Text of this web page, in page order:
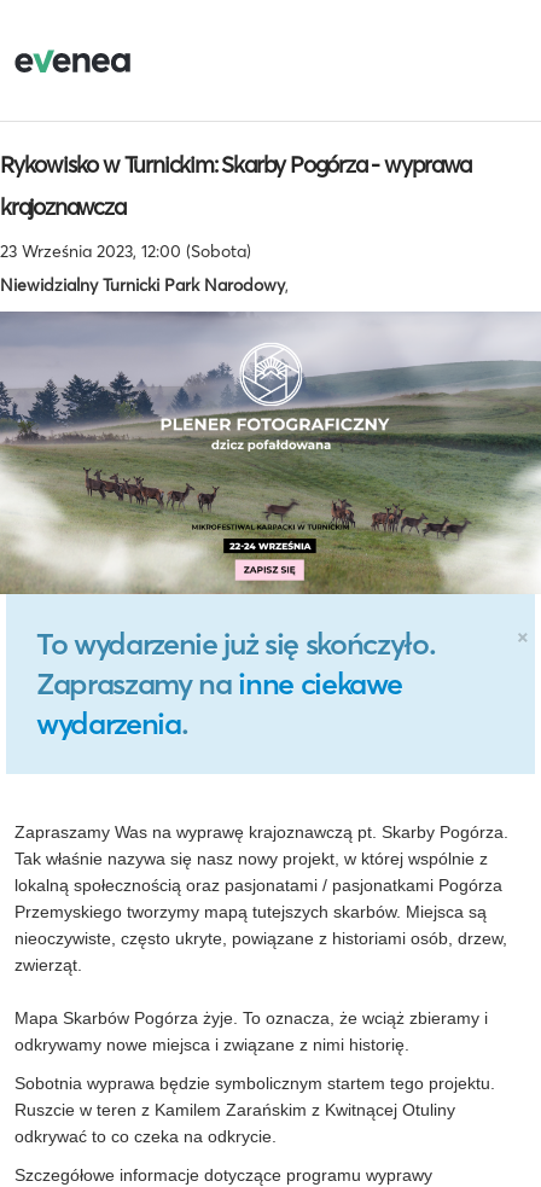
Rykowisko w Turnickim: Skarby Pogórza - wyprawa
krajoznawcza
23 Września 2023, 12:00 (Sobota)
Niewidzialny Turnicki Park Narodowy,
×
To wydarzenie już się skończyło.
Zapraszamy na inne ciekawe
wydarzenia.
Zapraszamy Was na wyprawę krajoznawczą pt. Skarby Pogórza.
Tak właśnie nazywa się nasz nowy projekt, w której wspólnie z
lokalną społecznością oraz pasjonatami / pasjonatkami Pogórza
Przemyskiego tworzymy mapą tutejszych skarbów. Miejsca są
nieoczywiste, często ukryte, powiązane z historiami osób, drzew,
zwierząt.
Mapa Skarbów Pogórza żyje. To oznacza, że wciąż zbieramy i
odkrywamy nowe miejsca i związane z nimi historię.
Sobotnia wyprawa będzie symbolicznym startem tego projektu.
Ruszcie w teren z Kamilem Zarańskim z Kwitnącej Otuliny
odkrywać to co czeka na odkrycie.
Szczegółowe informacje dotyczące programu wyprawy